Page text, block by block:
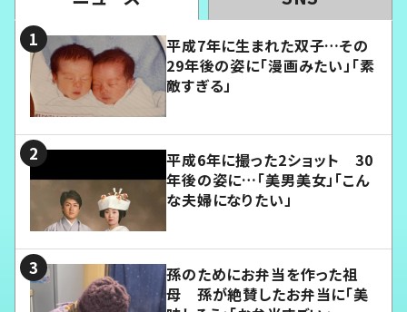
平成7年に生まれた双子…その
29年後の姿に「漫画みたい」「素
敵すぎる」
平成6年に撮った2ショット 30
年後の姿に…「美男美女」「こん
な夫婦になりたい」
孫のためにお弁当を作った祖
母 孫が絶賛したお弁当に「美